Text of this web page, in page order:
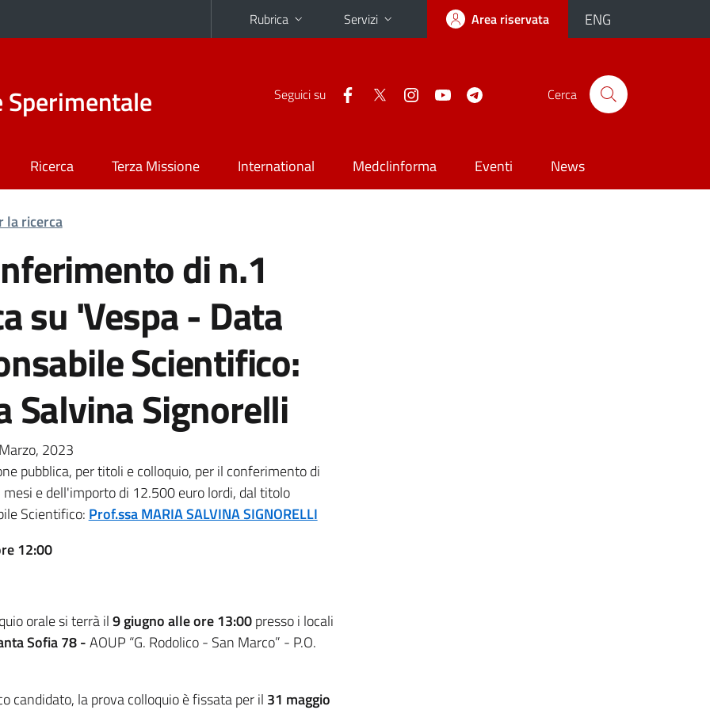
Rubrica Servizi Area riservata ENG
Sperimentale Seguici su Cerca
Ricerca Terza Missione International Medclinforma Eventi News
la ricerca
di n.1
su 'Vespa - Data
Scientifico:
Salvina Signorelli
2023
pubblica, per titoli e colloquio, per il conferimento di
e dell'importo di 12.500 euro lordi, dal titolo
Scientifico: Prof.ssa MARIA SALVINA SIGNORELLI
12:00
orale si terrà il9 giugno alle ore 13:00presso i locali
Sofia 78 -AOUP “G. Rodolico - San Marco” - P.O.
candidato, la prova colloquio è fissata per il 31 maggio